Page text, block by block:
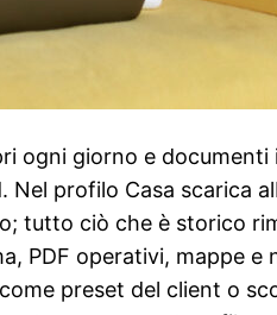
ogni giorno e documenti
profilo Casa scarica
tutto ciò che è storico
PDF operativi, mappe e
preset del client o